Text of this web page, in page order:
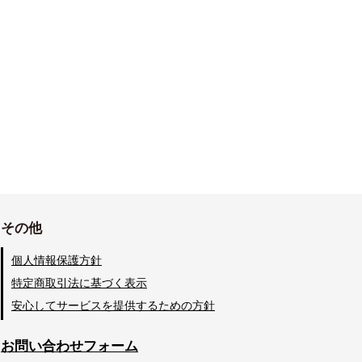
その他
個人情報保護方針
特定商取引法に基づく表示
安心してサービスを提供するための方針
お問い合わせフォーム